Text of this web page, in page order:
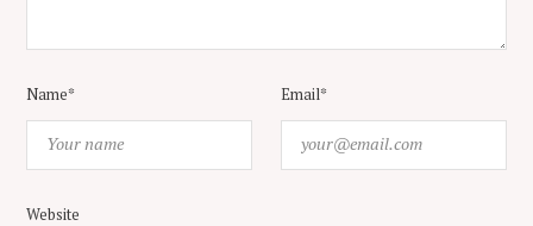
Name* Email*
Website